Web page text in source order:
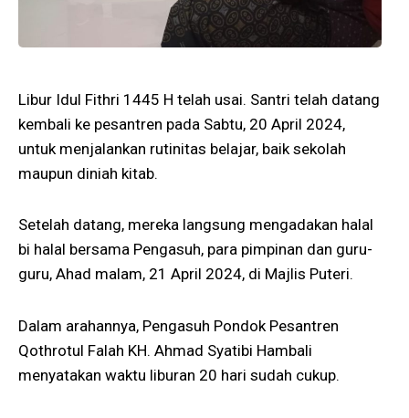
Libur Idul Fithri 1445 H telah usai. Santri telah datang
kembali ke pesantren pada Sabtu, 20 April 2024,
untuk menjalankan rutinitas belajar, baik sekolah
maupun diniah kitab.
Setelah datang, mereka langsung mengadakan halal
bi halal bersama Pengasuh, para pimpinan dan guru-
guru, Ahad malam, 21 April 2024, di Majlis Puteri.
Dalam arahannya, Pengasuh Pondok Pesantren
Qothrotul Falah KH. Ahmad Syatibi Hambali
menyatakan waktu liburan 20 hari sudah cukup.